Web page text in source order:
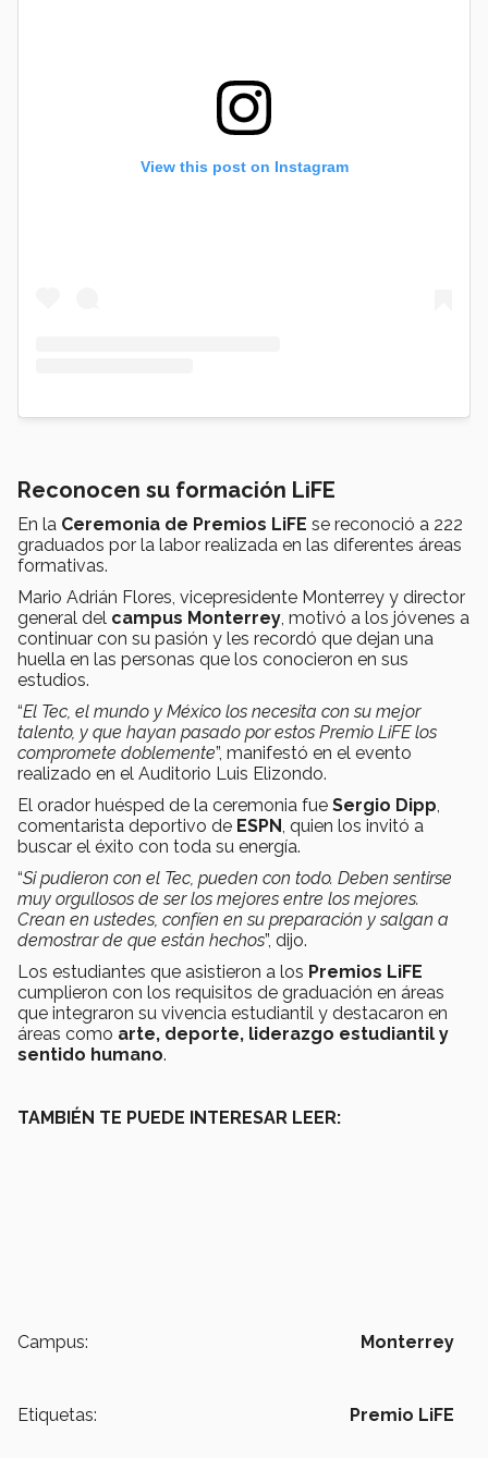
View this post on Instagram
Reconocen su formación LiFE
En la Ceremonia de Premios LiFE se reconoció a 222
graduados por la labor realizada en las diferentes áreas
formativas.
Mario Adrián Flores, vicepresidente Monterrey y director
general del campus Monterrey, motivó a los jóvenes a
continuar con su pasión y les recordó que dejan una
huella en las personas que los conocieron en sus
estudios.
“El Tec, el mundo y México los necesita con su mejor
talento, y que hayan pasado por estos Premio LiFE los
compromete doblemente”, manifestó en el evento
realizado en el Auditorio Luis Elizondo.
El orador huésped de la ceremonia fue Sergio Dipp,
comentarista deportivo de ESPN, quien los invitó a
buscar el éxito con toda su energía.
“Si pudieron con el Tec, pueden con todo. Deben sentirse
muy orgullosos de ser los mejores entre los mejores.
Crean en ustedes, confíen en su preparación y salgan a
demostrar de que están hechos”, dijo.
Los estudiantes que asistieron a los Premios LiFE
cumplieron con los requisitos de graduación en áreas
que integraron su vivencia estudiantil y destacaron en
áreas como arte, deporte, liderazgo estudiantil y
sentido humano.
TAMBIÉN TE PUEDE INTERESAR LEER:
Campus: Monterrey
Etiquetas: Premio LiFE